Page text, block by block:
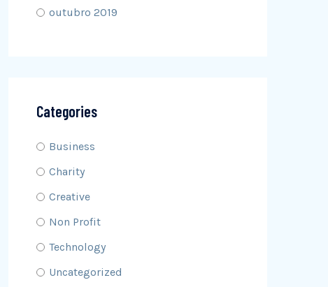
outubro 2019
Categories
Business
Charity
Creative
Non Profit
Technology
Uncategorized